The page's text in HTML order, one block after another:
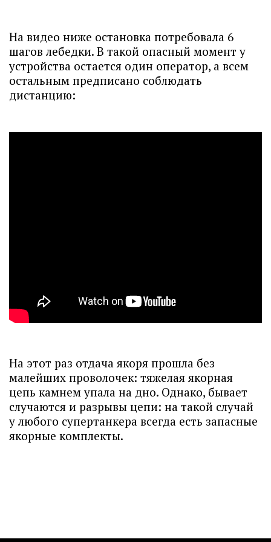
На видео ниже остановка потребовала 6
шагов лебедки. В такой опасный момент у
устройства остается один оператор, а всем
остальным предписано соблюдать
дистанцию:
На этот раз отдача якоря прошла без
малейших проволочек: тяжелая якорная
цепь камнем упала на дно. Однако, бывает
случаются и разрывы цепи: на такой случай
у любого супертанкера всегда есть запасные
якорные комплекты.